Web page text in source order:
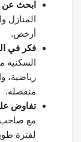
ابحث عن
المنازل
أرخص.
فكر في
السكنية
رياضية،
منفصلة.
تفاوض
مع صاحب
لفترة